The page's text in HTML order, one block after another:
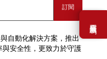
需要幫助嗎？
訂閱
自動化解決方案，推出
安全性，更致力於守護